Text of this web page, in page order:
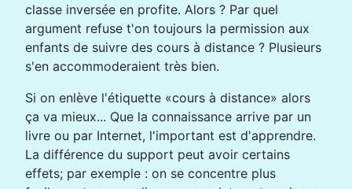
classe inversée en profite. Alors ? Par quel
argument refuse t'on toujours la permission aux
enfants de suivre des cours à distance ? Plusieurs
s'en accommoderaient très bien.
Si on enlève l'étiquette «cours à distance» alors
ça va mieux... Que la connaissance arrive par un
livre ou par Internet, l'important est d'apprendre.
La différence du support peut avoir certains
effets; par exemple : on se concentre plus